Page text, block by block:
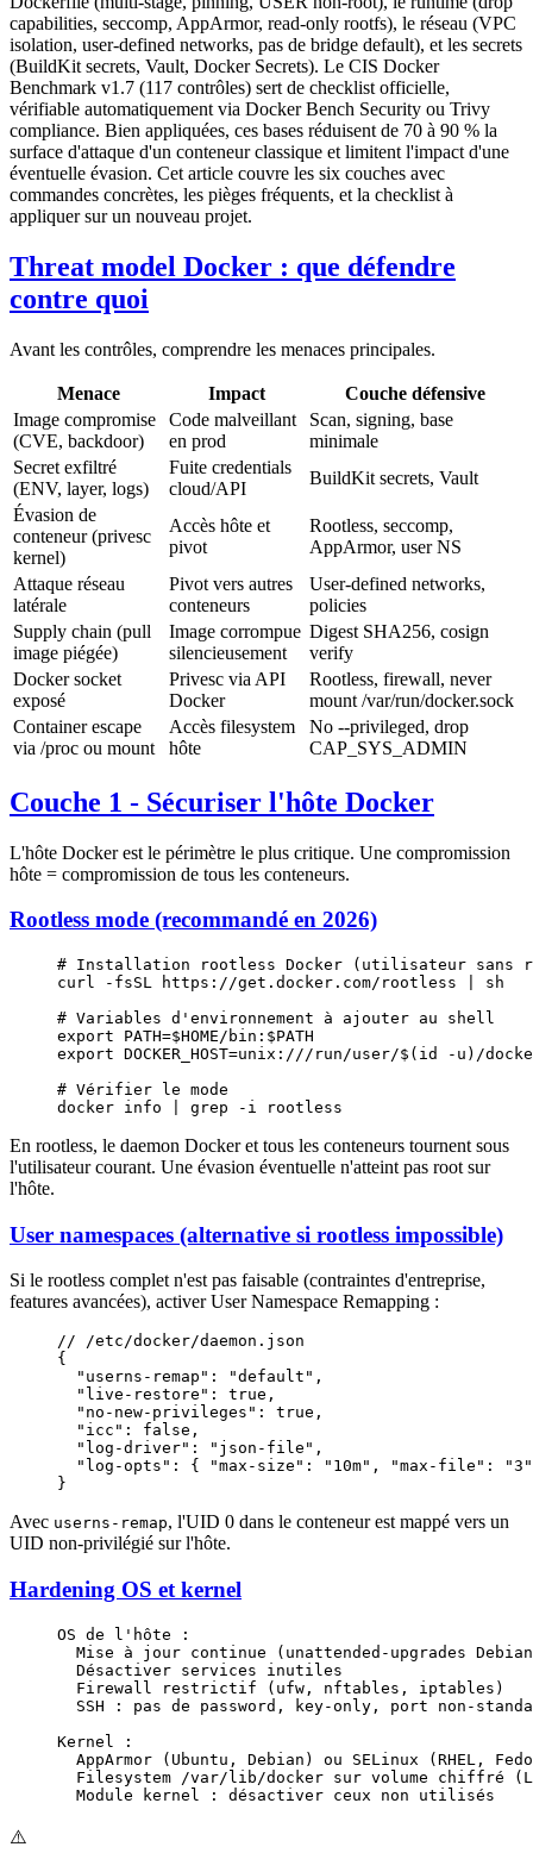
capabilities, seccomp, AppArmor, read-only rootfs), le réseau (VPC
isolation, user-defined networks, pas de bridge default), et les secrets
(BuildKit secrets, Vault, Docker Secrets). Le CIS Docker
Benchmark v1.7 (117 contrôles) sert de checklist officielle,
vérifiable automatiquement via Docker Bench Security ou Trivy
compliance. Bien appliquées, ces bases réduisent de 70 à 90 % la
surface d'attaque d'un conteneur classique et limitent l'impact d'une
éventuelle évasion. Cet article couvre les six couches avec
commandes concrètes, les pièges fréquents, et la checklist à
appliquer sur un nouveau projet.
Threat model Docker : que défendre
contre quoi
Avant les contrôles, comprendre les menaces principales.
Menace Impact
Couche défensive
Image compromise
(CVE, backdoor)
Code malveillant
en prod
Scan, signing, base
minimale
Secret exfiltré
(ENV, layer, logs)
Fuite credentials
cloud/API
BuildKit secrets, Vault
Évasion de
conteneur (privesc
kernel)
Accès hôte et
pivot
Rootless, seccomp,
AppArmor, user NS
Attaque réseau
latérale
Pivot vers autres
conteneurs
User-defined networks,
policies
Supply chain (pull
image piégée)
Image corrompue
silencieusement
Digest SHA256, cosign
verify
Docker socket
exposé
Privesc via API
Docker
Rootless, firewall, never
mount /var/run/docker.sock
Container escape
via /proc ou mount
Accès filesystem
hôte
No --privileged, drop
CAP_SYS_ADMIN
Couche 1 - Sécuriser l'hôte Docker
L'hôte Docker est le périmètre le plus critique. Une compromission
hôte = compromission de tous les conteneurs.
Rootless mode (recommandé en 2026)
# Installation rootless Docker (utilisateur sans
curl
-fsSL https://get.docker.com/rootless
sh
# Variables d'environnement à ajouter au shell
export PATH=$HOME/bin:$PATH
export DOCKER_HOST=unix:///run/user/$( id -u )/
# Vérifier le mode
docker info grep -i rootless
En rootless, le daemon Docker et tous les conteneurs tournent sous
l'utilisateur courant. Une évasion éventuelle n'atteint pas root sur
l'hôte.
User namespaces (alternative si rootless impossible)
Si le rootless complet n'est pas faisable (contraintes d'entreprise,
features avancées), activer User Namespace Remapping :
// /etc/docker/daemon.json
{
  "userns-remap"
: "default" ,
  "live-restore"
: true ,
  "no-new-privileges"
: true ,
  "icc"
: false ,
  "log-driver"
: "json-file" ,
  "log-opts"
: { "max-size" : "10m" , "max-file" :
"3"
}
Avec userns-remap, l'UID 0 dans le conteneur est mappé vers un
UID non-privilégié sur l'hôte.
Hardening OS et kernel
OS de l'hôte :
Mise à jour continue (unattended-upgrades
  Désactiver services inutiles
  Firewall restrictif (ufw, nftables, iptables)
SSH : pas de password, key-only, port non-
Kernel :
AppArmor (Ubuntu, Debian) ou SELinux (RHEL,
Filesystem /var/lib/docker sur volume chiffré
  Module kernel : désactiver ceux non utilisés
⚠️